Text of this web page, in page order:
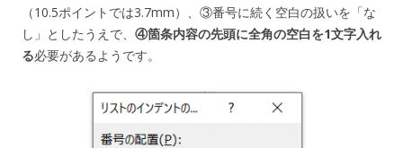
（10.5ポイントでは3.7mm）、③番号に続く空白の扱いを「な
し」としたうえで、 ④箇条内容の先頭に全角の空白を1文字入れ
る必要があるようです。